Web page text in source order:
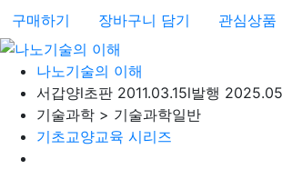
구매하기 장바구니 담기 관심상품
나노기술의 이해
서갑양l초판 2011.03.15l발행
기술과학 > 기술과학일반
기초교양교육 시리즈